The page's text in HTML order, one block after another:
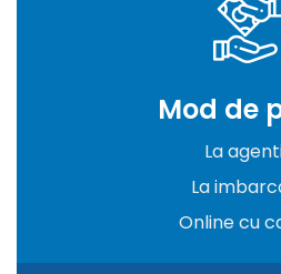
Mod de
La
La
Online cu